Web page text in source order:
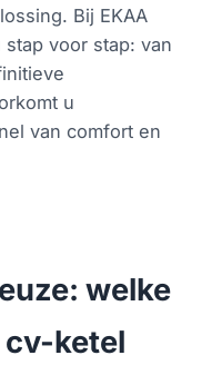
Bij EKAA
voor stap: van
u
van comfort en
welke
ketel